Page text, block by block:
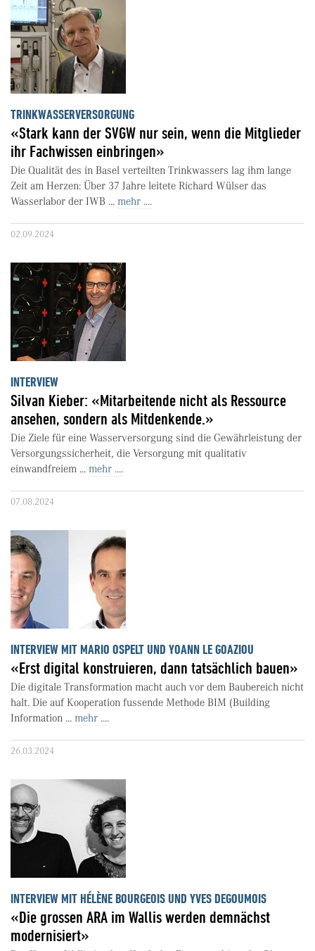
TRINKWASSERVERSORGUNG
«Stark kann der SVGW nur sein, wenn die Mitglieder
ihr Fachwissen einbringen»
Die Qualität des in Basel verteilten Trinkwassers lag ihm lange
Zeit am Herzen: Über 37 Jahre leitete Richard Wülser das
Wasserlabor der IWB ... mehr ....
02.09.2024
INTERVIEW
Silvan Kieber: «Mitarbeitende nicht als Ressource
ansehen, sondern als Mitdenkende.»
Die Ziele für eine Wasserversorgung sind die Gewährleistung der
Versorgungssicherheit, die Versorgung mit qualitativ
einwandfreiem ... mehr ....
07.08.2024
INTERVIEW MIT MARIO OSPELT UND YOANN LE GOAZIOU
«Erst digital konstruieren, dann tatsächlich bauen»
Die digitale Transformation macht auch vor dem Baubereich nicht
halt. Die auf Kooperation fussende Methode BIM (Building
Information ... mehr ....
26.03.2024
INTERVIEW MIT HÉLÈNE BOURGEOIS UND YVES DEGOUMOIS
«Die grossen ARA im Wallis werden demnächst
modernisiert»